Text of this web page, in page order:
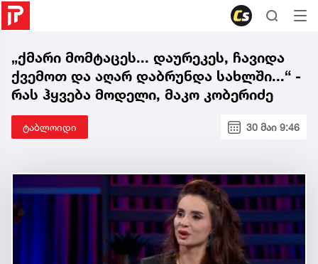
„ქმარი მომტაცეს... დაურეკეს, ჩავიდა
ქვემოთ და აღარ დაბრუნდა სახლში...“ -
რას ჰყვება მოდელი, მაკო კობერიძე
ტაბლოიდი 30 მაი 9:46